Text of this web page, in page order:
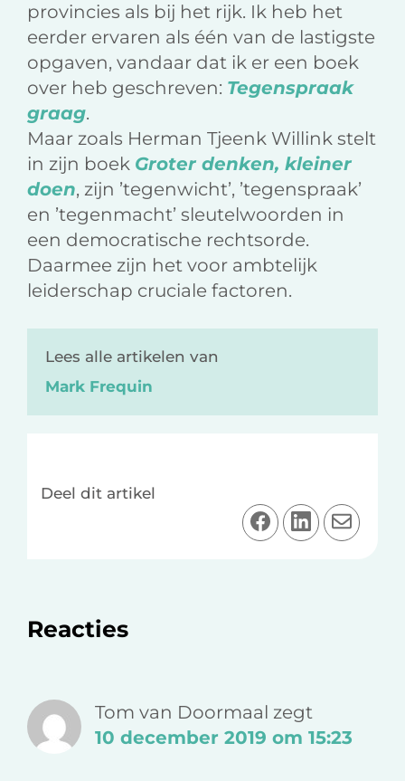
provincies als bij het rijk. Ik heb het
eerder ervaren als één van de lastigste
opgaven, vandaar dat ik er een boek
over heb geschreven: Tegenspraak
graag.
Maar zoals Herman Tjeenk Willink stelt
in zijn boek Groter denken, kleiner
doen, zijn ’tegenwicht’, ’tegenspraak’
en ’tegenmacht’ sleutelwoorden in
een democratische rechtsorde.
Daarmee zijn het voor ambtelijk
leiderschap cruciale factoren.
Lees alle artikelen van
Mark Frequin
Deel dit artikel
D
e
c
e
D
e
n
k
D
e
m
Lees
Reacties
Tom van Doormaal zegt
10 december 2019 om 15:23